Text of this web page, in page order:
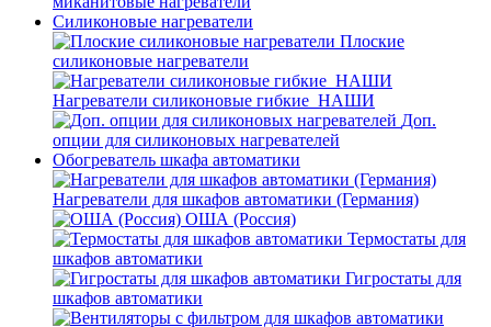
Силиконовые нагреватели
Плоские
силиконовые нагреватели
Нагреватели силиконовые гибкие_НАШИ
Доп.
опции для силиконовых нагревателей
Обогреватель шкафа автоматики
Нагреватели для шкафов автоматики (Германия)
ОША (Россия)
Термостаты для
шкафов автоматики
Гигростаты для
шкафов автоматики